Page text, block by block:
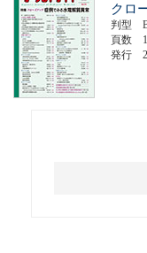
クロ
判型
頁数
発行